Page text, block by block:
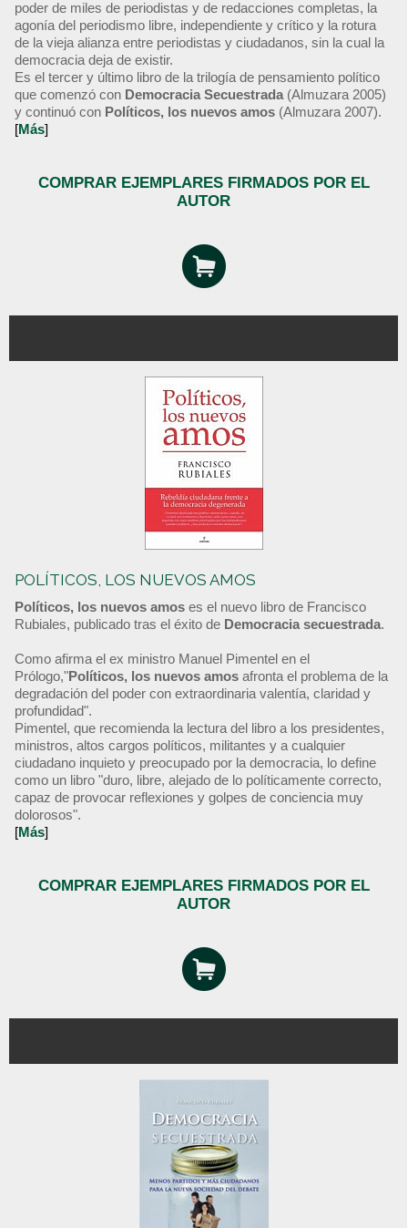
poder de miles de periodistas y de redacciones completas, la
agonía del periodismo libre, independiente y crítico y la rotura
de la vieja alianza entre periodistas y ciudadanos, sin la cual la
democracia deja de existir.
Es el tercer y último libro de la trilogía de pensamiento político
que comenzó con Democracia Secuestrada (Almuzara 2005)
y continuó con Políticos, los nuevos amos (Almuzara 2007).
[Más]
COMPRAR EJEMPLARES FIRMADOS POR EL
AUTOR
POLÍTICOS, LOS NUEVOS AMOS
Políticos, los nuevos amos es el nuevo libro de Francisco
Rubiales, publicado tras el éxito de Democracia secuestrada.
Como afirma el ex ministro Manuel Pimentel en el
Prólogo,"Políticos, los nuevos amos afronta el problema de la
degradación del poder con extraordinaria valentía, claridad y
profundidad".
Pimentel, que recomienda la lectura del libro a los presidentes,
ministros, altos cargos políticos, militantes y a cualquier
ciudadano inquieto y preocupado por la democracia, lo define
como un libro "duro, libre, alejado de lo políticamente correcto,
capaz de provocar reflexiones y golpes de conciencia muy
dolorosos".
[Más]
COMPRAR EJEMPLARES FIRMADOS POR EL
AUTOR